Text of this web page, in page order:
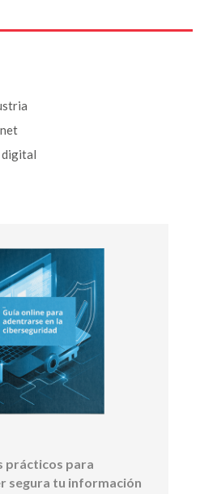
digital
prácticos para
segura tu información